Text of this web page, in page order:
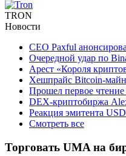
TRON
Новости
CEO Paxful
Очередной удар по
Арест «Короля
Хешпрайс Bitcoin-
Прошел первое
DEX-криптобиржа
Реакция эмитента
Смотреть все
Торговать UMA на